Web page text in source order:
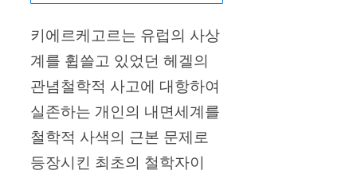
키에르케고르는 유럽의 사상
계를 휩쓸고 있었던 헤겔의
관념철학적 사고에 대항하여
실존하는 개인의 내면세계를
철학적 사색의 근본 문제로
등장시킨 최초의 철학자이